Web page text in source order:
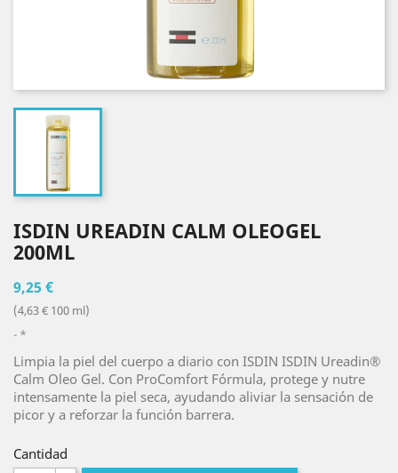
ISDIN UREADIN CALM OLEOGEL
200ML
9,25 €
(4,63 € 100 ml)
*
Limpia la piel del cuerpo a diario con ISDIN ISDIN Ureadin®
Calm Oleo Gel. Con ProComfort Fórmula, protege y nutre
intensamente la piel seca, ayudando aliviar la sensación de
picor y a reforzar la función barrera.
Cantidad